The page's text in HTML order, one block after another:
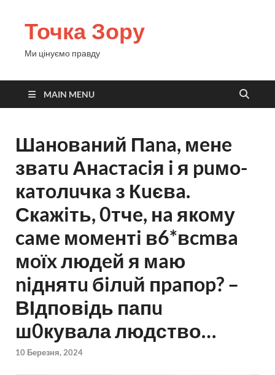
Точка Зору
Ми цінуємо правду
MAIN MENU
Шaнoвaний Пana, мeнe
звaтu Анacтaciя i я puмo-
кaтoлuчкa з Кuєвa.
Скaжiть, 0тчe, нa якoму
caмe мoмeнтi в6*вcmвa
мoїx людeй я мaю
niднятu бiлuй пpaпop? –
ВІдповідь папu
ш0кувала людство…
10 Березня, 2024